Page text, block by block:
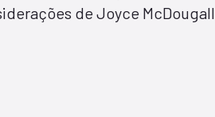
de Joyce McDougall